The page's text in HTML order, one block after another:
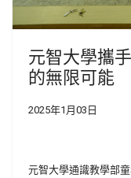
元智大學攜
的無限可能
2025年1月03日
元智大學通識教學部